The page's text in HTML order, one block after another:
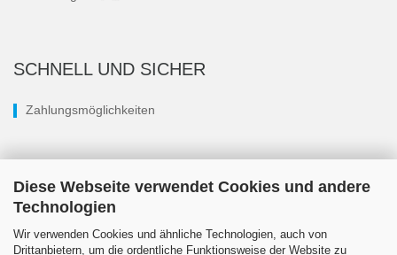
Diese Webseite verwendet Cookies und andere
Technologien
Wir verwenden Cookies und ähnliche Technologien, auch von
Drittanbietern, um die ordentliche Funktionsweise der Website zu
SCHNELL UND SICHER
Zahlungsmöglichkeiten